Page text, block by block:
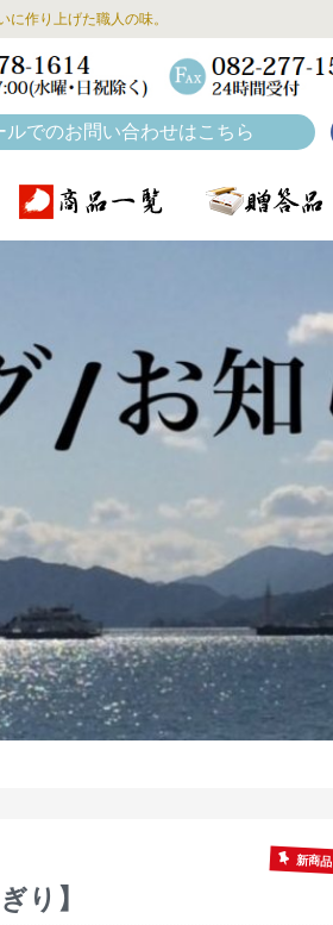
作り上げた職人の味。
でのお問い合わせはこちら
新商品
り】